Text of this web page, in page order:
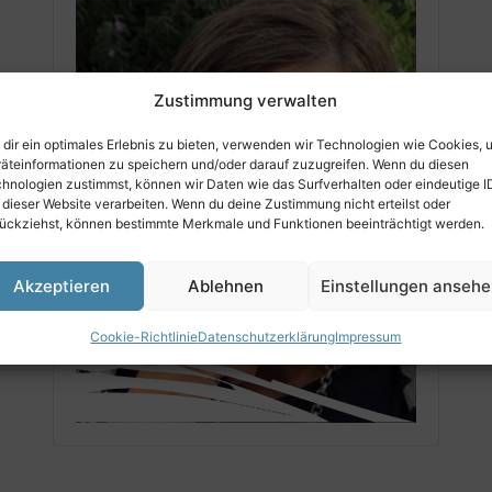
Zustimmung verwalten
dir ein optimales Erlebnis zu bieten, verwenden wir Technologien wie Cookies,
zu speichern und/oder darauf zuzugreifen. Wenn du diesen
zustimmst, können wir Daten wie das Surfverhalten oder eindeutige
Website verarbeiten. Wenn du deine Zustimmung nicht erteilst oder
können bestimmte Merkmale und Funktionen beeinträchtigt werden.
Akzeptieren Ablehnen Einstellungen
Cookie-RichtlinieDatenschutzerklärungImpressum